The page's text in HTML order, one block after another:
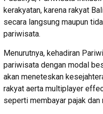
kerakyatan, karena rakyat
secara langsung maupun
pariwisata.
Menurutnya, kehadiran
pariwisata dengan modal
akan meneteskan
rakyat aerta multiplayer
seperti membayar pajak